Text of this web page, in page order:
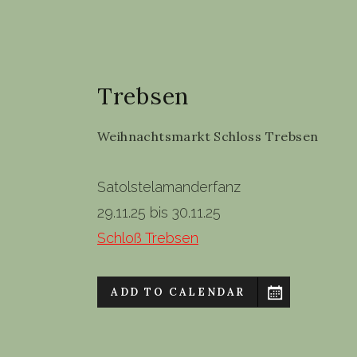
Trebsen
Weihnachtsmarkt Schloss Trebsen
Satolstelamanderfanz
29.11.25 bis 30.11.25
Schloß Trebsen
ADD TO CALENDAR